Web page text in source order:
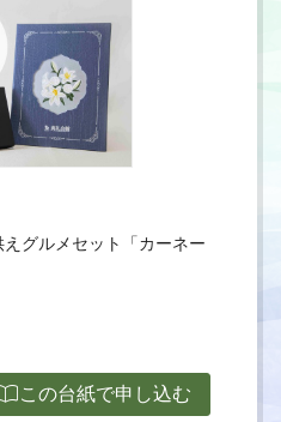
グルメセット「カーネー
この台紙で申し込む